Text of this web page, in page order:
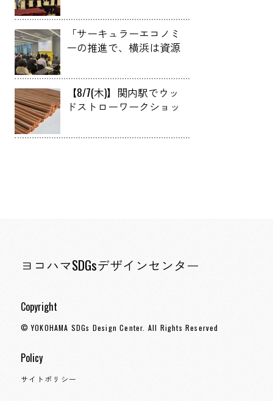
（2024年）サステナブル
ファイナンス大賞」で地
域金融賞受賞！
「サーキュラーエコノミ
ーの推進で、横浜は資源
『供給する都市』へ」み
なとみらいサーキュラー
エコノミー会議2025実施
【8/7(木)】関内駅でウッ
ドストローワークショッ
ヨコハマSDGsデザインセンター
Copyright
© YOKOHAMA SDGs Design Center. All Rights Reserved
Policy
サイトポリシー